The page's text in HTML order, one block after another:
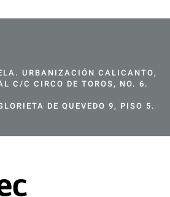
URBANIZACIÓN CALICANTO,
C/C CIRCO DE TOROS, NO. 6.
DE QUEVEDO 9, PISO 5.